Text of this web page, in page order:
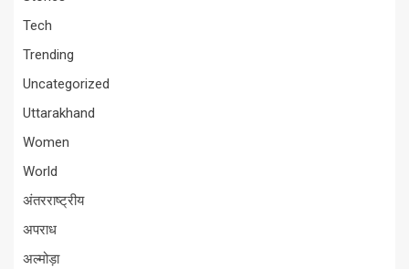
Tech
Trending
Uncategorized
Uttarakhand
Women
World
अंतरराष्ट्रीय
अपराध
अल्मोड़ा